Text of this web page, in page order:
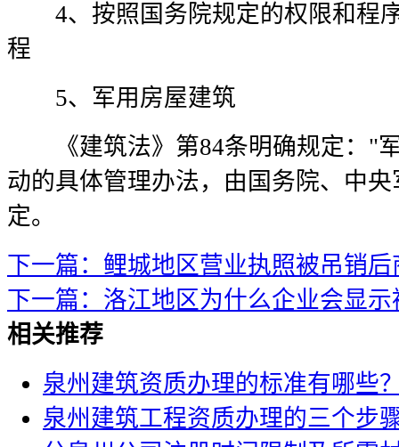
4、按照国务院规定的权限和程
程
5、军用房屋建筑
《建筑法》第84条明确规定："
动的具体管理办法，由国务院、中
定。
下一篇：鲤城地区营业执照被吊销
下一篇：洛江地区为什么企业会显
相关推荐
泉州建筑资质办理的标准有哪些
泉州建筑工程资质办理的三个步